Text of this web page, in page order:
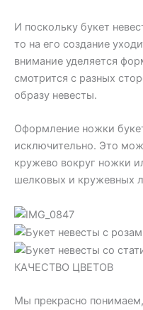
И поскольку букет
то на его создание
внимание уделяется
смотрится с разных
образу невесты.
Оформление ножки
исключительно. Это
кружево вокруг ножки
шелковых и кружевных
КАЧЕСТВО ЦВЕТОВ
Мы прекрасно